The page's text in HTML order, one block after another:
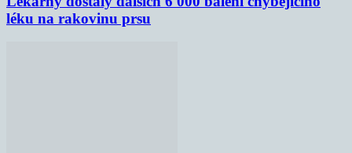
léku na rakovinu prsu